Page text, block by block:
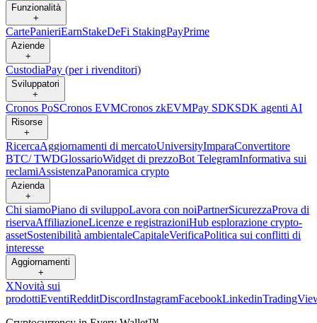
Funzionalità
+
CartePanieriEarnStakeDeFi StakingPayPrime
Aziende
+
CustodiaPay (per i rivenditori)
Sviluppatori
+
Cronos PoSCronos EVMCronos zkEVMPay SDKSDK agenti AI
Risorse
+
RicercaAggiornamenti di mercatoUniversityImparaConvertitore
BTC/ TWDGlossarioWidget di prezzoBot TelegramInformativa sui
reclamiAssistenzaPanoramica crypto
Azienda
+
Chi siamoPiano di sviluppoLavora con noiPartnerSicurezzaProva di
riservaAffiliazioneLicenze e registrazioniHub esplorazione crypto-
assetSostenibilità ambientaleCapitaleVerificaPolitica sui conflitti di
interesse
Aggiornamenti
+
XNovità sui
prodottiEventiRedditDiscordInstagramFacebookLinkedin